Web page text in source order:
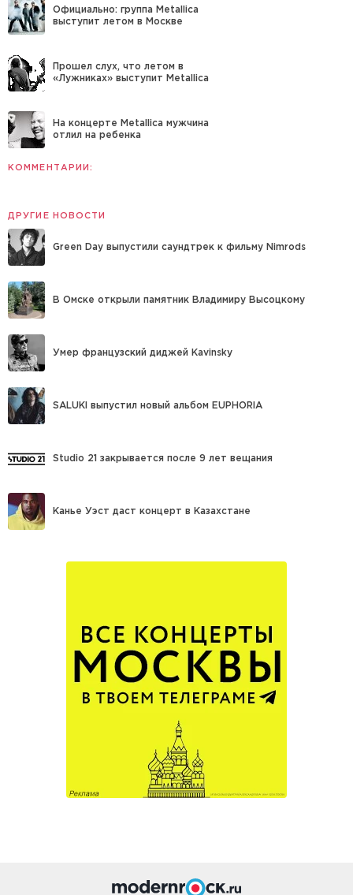
Официально: группа Metallica
выступит летом в Москве
Прошел слух, что летом в
«Лужниках» выступит Metallica
На концерте Metallica мужчина
отлил на ребенка
КОММЕНТАРИИ:
ДРУГИЕ НОВОСТИ
Green Day выпустили саундтрек к фильму Nimrods
В Омске открыли памятник Владимиру Высоцкому
Умер французский диджей Kavinsky
SALUKI выпустил новый альбом EUPHORIA
Studio 21 закрывается после 9 лет вещания
Канье Уэст даст концерт в Казахстане